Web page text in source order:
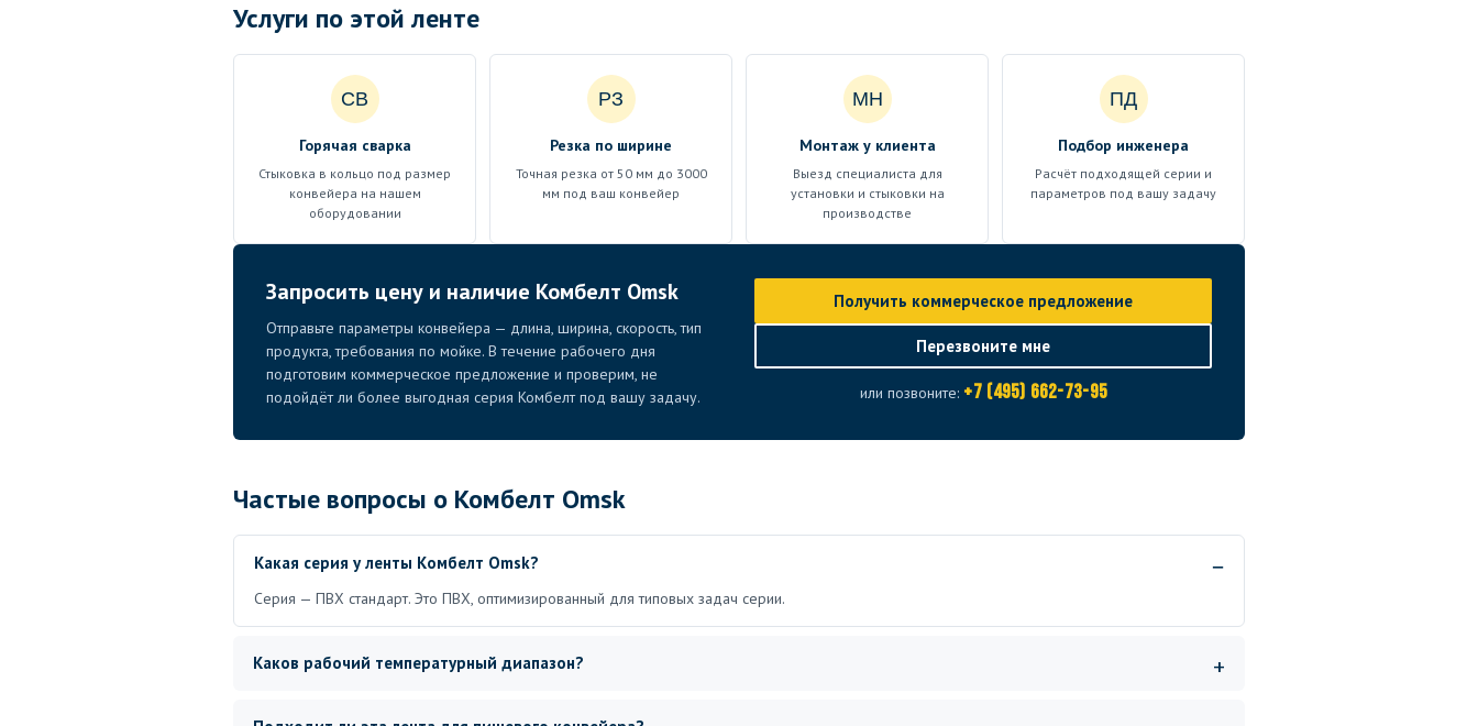
Услуги по этой ленте
СВ
Горячая сварка
Стыковка в кольцо под размер
конвейера на нашем
оборудовании
РЗ
Резка по ширине
Точная резка от 50 мм до 3000
мм под ваш конвейер
МН
Монтаж у клиента
Выезд специалиста для
установки и стыковки на
производстве
ПД
Подбор инженера
Расчёт подходящей серии и
параметров под вашу задачу
Запросить цену и наличие Комбелт Omsk
Отправьте параметры конвейера — длина, ширина, скорость, тип
продукта, требования по мойке. В течение рабочего дня
подготовим коммерческое предложение и проверим, не
подойдёт ли более выгодная серия Комбелт под вашу задачу.
Получить коммерческое предложение
Перезвоните мне
или позвоните: +7 (495) 662-73-95
Частые вопросы о Комбелт Omsk
Какая серия у ленты Комбелт Omsk?
Серия — ПВХ стандарт. Это ПВХ, оптимизированный для типовых задач серии.
Каков рабочий температурный диапазон?